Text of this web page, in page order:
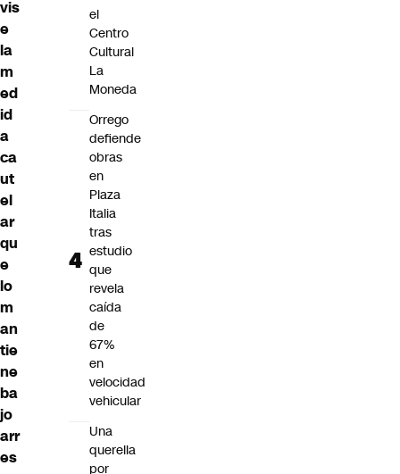
vis
e
la
m
ed
id
a
ca
ut
el
ar
qu
e
lo
m
an
tie
ne
ba
jo
arr
es
el
Centro
Cultural
La
Moneda
Orrego
defiende
obras
en
Plaza
Italia
tras
estudio
que
revela
caída
de
67%
en
velocidad
vehicular
Una
querella
por